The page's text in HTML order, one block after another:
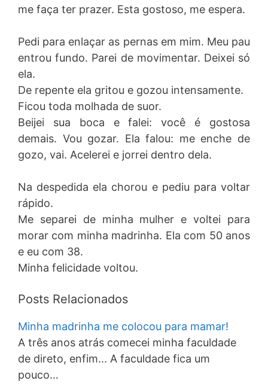
me faça ter prazer. Esta gostoso, me espera.
Pedi para enlaçar as pernas em mim. Meu pau
entrou fundo. Parei de movimentar. Deixei só
ela.
De repente ela gritou e gozou intensamente.
Ficou toda molhada de suor.
Beijei sua boca e falei: você é gostosa
demais. Vou gozar. Ela falou: me enche de
gozo, vai. Acelerei e jorrei dentro dela.
Na despedida ela chorou e pediu para voltar
rápido.
Me separei de minha mulher e voltei para
morar com minha madrinha. Ela com 50 anos
e eu com 38.
Minha felicidade voltou.
Posts Relacionados
Minha madrinha me colocou para mamar!
A três anos atrás comecei minha faculdade
de direto, enfim... A faculdade fica um
pouco…